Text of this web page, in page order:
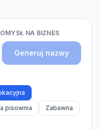
NA BIZNES
Generuj nazwy
pisownia
Zabawna